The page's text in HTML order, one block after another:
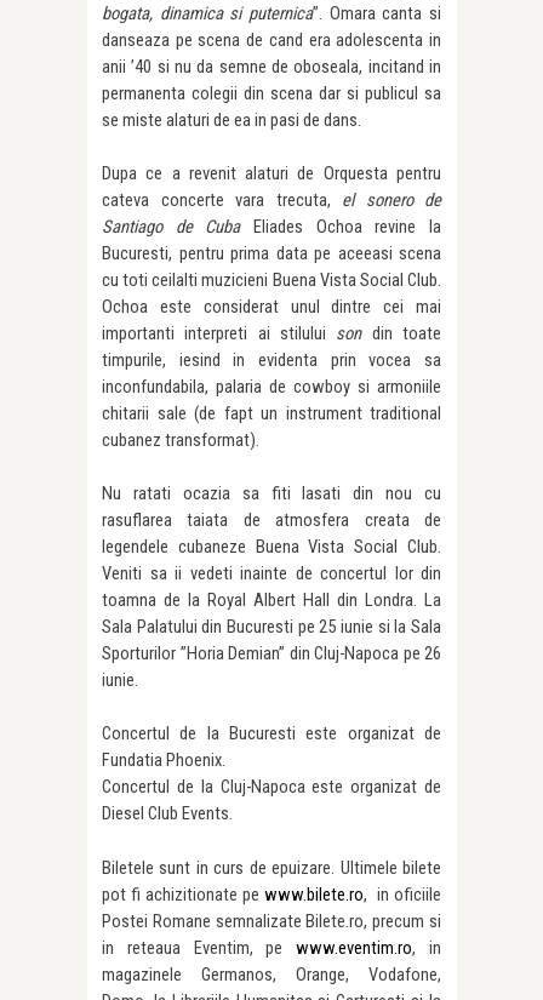
bogata, dinamica si puternica”. Omara canta si
danseaza pe scena de cand era adolescenta in
anii ’40 si nu da semne de oboseala, incitand in
permanenta colegii din scena dar si publicul sa
se miste alaturi de ea in pasi de dans.
Dupa ce a revenit alaturi de Orquesta pentru
cateva concerte vara trecuta, el sonero de
Santiago de CubaEliades Ochoa revine la
Bucuresti, pentru prima data pe aceeasi scena
cu toti ceilalti muzicieni Buena Vista Social Club.
Ochoa este considerat unul dintre cei mai
importanti interpreti ai stilului sondin toate
timpurile, iesind in evidenta prin vocea sa
inconfundabila, palaria de cowboy si armoniile
chitarii sale (de fapt un instrument traditional
cubanez transformat).
Nu ratati ocazia sa fiti lasati din nou cu
rasuflarea taiata de atmosfera creata de
legendele cubaneze Buena Vista Social Club.
Veniti sa ii vedeti inainte de concertul lor din
toamna de la Royal Albert Hall din Londra. La
Sala Palatului din Bucuresti pe 25 iunie si la Sala
Sporturilor ”Horia Demian” din Cluj-Napoca pe 26
iunie.
Concertul de la Bucuresti este organizat de
Fundatia Phoenix.
Concertul de la Cluj-Napoca este organizat de
Diesel Club Events.
Biletele sunt in curs de epuizare. Ultimele bilete
pot fi achizitionate pe www.bilete.ro, in oficiile
Postei Romane semnalizate Bilete.ro, precum si
in reteaua Eventim, pewww.eventim.ro, in
magazinele Germanos, Orange, Vodafone,